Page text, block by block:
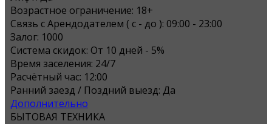
Возрастное ограничение: 18+
Связь с Арендодателем ( с - до ): 09:00 - 23:00
Залог: 1000
Система скидок: От 10 дней - 5%
Время заселения: 24/7
Расчётный час: 12:00
Ранний заезд / Поздний выезд: Да
Дополнительно
БЫТОВАЯ ТЕХНИКА